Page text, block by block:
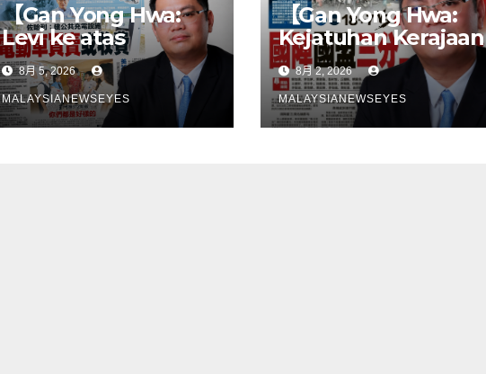
【Gan Yong Hwa:
Levi ke atas
pembeli EV untuk
membina stesen
pengecasan satu
langkah
8月 5, 2026
MALAYSIANEWSEYES
【Gan Yong Hwa:
Kejatuhan Kerajaan
Negeri Sembilan
Adalah Undi Tidak
Percaya Terhadap
Pentadbiran Anwar
8月 2, 2026
MALAYSIANEWSEYES